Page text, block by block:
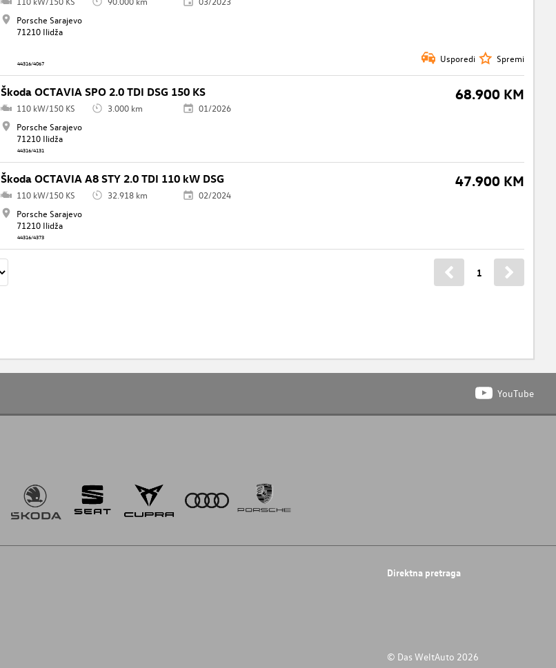
Porsche Sarajevo
71210 Ilidža
44316/4067 Usporedi Spremi
Škoda OCTAVIA SPO 2.0 TDI DSG 150 KS 68.900 KM
110 kW/150 KS 3.000 km
01/2026
Porsche Sarajevo
71210 Ilidža
44316/4131
Škoda OCTAVIA A8 STY 2.0 TDI 110 kW DSG 47.900 KM
110 kW/150 KS 32.918 km
02/2024
Porsche Sarajevo
71210 Ilidža
44316/4373
1
YouTube
Direktna pretraga
© Das WeltAuto 2026